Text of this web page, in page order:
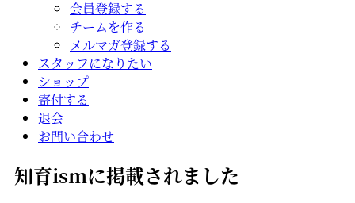
会員登録する
チームを作る
メルマガ登録する
スタッフになりたい
ショップ
寄付する
退会
お問い合わせ
知育ismに掲載されました